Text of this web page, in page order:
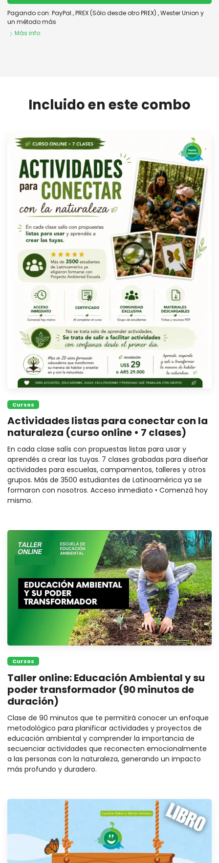
Pagando con: PayPal ,PREX (Sólo desde otro PREX) ,Wester Union y
un método más
Más info
Incluido en este combo
Cursos
Actividades listas para conectar con la
naturaleza (curso online • 7 clases)
En cada clase salís con propuestas listas para usar y
aprendés a crear las tuyas. 7 clases grabadas para diseñar
actividades para escuelas, campamentos, talleres y otros
grupos. Más de 3500 estudiantes de Latinoamérica ya se
formaron con nosotros. Acceso inmediato • Comenzá hoy
mismo.
Cursos
Taller online: Educación Ambiental y su
poder transformador (90 minutos de
duración)
Clase de 90 minutos que te permitirá conocer un enfoque
metodológico para planificar actividades y proyectos de
educación ambiental y comprender la importancia de
secuenciar actividades que reconecten emocionalmente
a las personas con la naturaleza, generando un impacto
más profundo y duradero.